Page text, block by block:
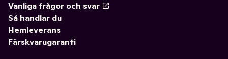
Vanliga frågor och svar
Så handlar du
Hemleverans
Färskvarugaranti